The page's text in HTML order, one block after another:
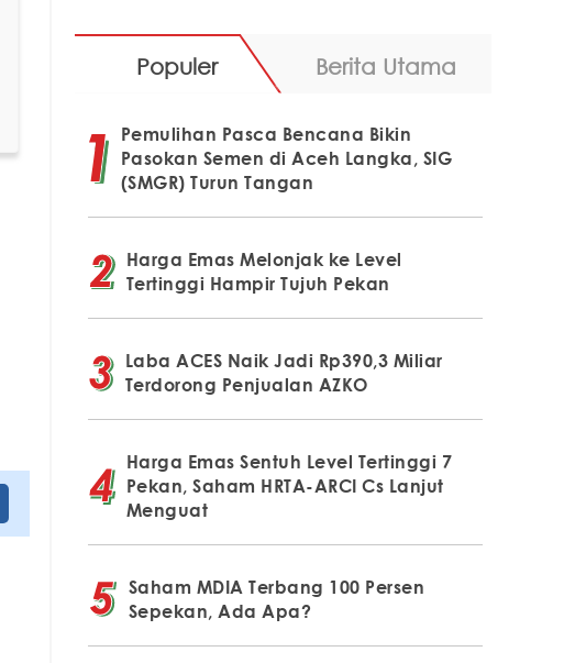
Populer Berita Utama
Pemulihan Pasca Bencana Bikin
Pasokan Semen di Aceh Langka, SIG
(SMGR) Turun Tangan
Harga Emas Melonjak ke Level
Tertinggi Hampir Tujuh Pekan
Laba ACES Naik Jadi Rp390,3 Miliar
Terdorong Penjualan AZKO
Harga Emas Sentuh Level Tertinggi 7
Pekan, Saham HRTA-ARCI Cs Lanjut
Menguat
Saham MDIA Terbang 100 Persen
Sepekan, Ada Apa?